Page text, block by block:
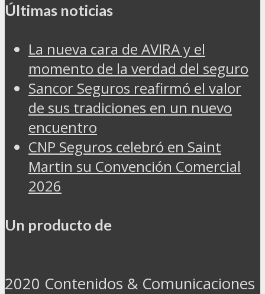
Últimas noticias
La nueva cara de AVIRA y el
momento de la verdad del seguro
Sancor Seguros reafirmó el valor
de sus tradiciones en un nuevo
encuentro
CNP Seguros celebró en Saint
Martin su Convención Comercial
2026
Un producto de
2020 Contenidos & Comunicaciones